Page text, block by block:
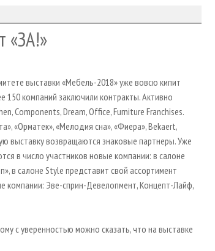
«ЗА!»
выставки «Мебель-2018» уже вовсю кипит
компаний заключили контракты. Активно
Components, Dream, Office, Furniture Franchises.
«Орматек», «Мелодия сна», «Фиера», Bekaert,
выставку возвращаются знаковые партнеры. Уже
в число участников новые компании: в салоне
в салоне Style представит свой ассортимент
компании: Эве-сприн-Девелопмент, Концепт-Лайф,
с уверенностью можно сказать, что на выставке